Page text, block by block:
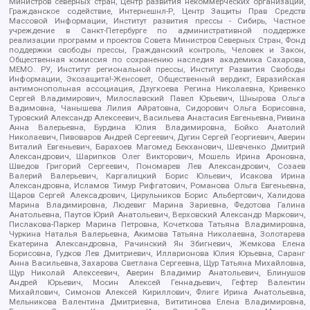
Гражданское содействие, Интернешнл-Р, Центр Защиты Прав Средств
Массовой Информации, Институт развития прессы - Сибирь, Частное
учреждение в Санкт-Петербурге по административной поддержке
реализации программ и проектов Совета Министров Северных Стран, Фонд
поддержки свободы прессы, Гражданский контроль, Человек и Закон,
Общественная комиссия по сохранению наследия академика Сахарова,
МЕМО. РУ, Институт региональной прессы, Институт Развития Свободы
Информации, Экозащита!-Женсовет, Общественный вердикт, Евразийская
антимонопольная ассоциация, Дзугкоева Регина Николаевна, Кривенко
Сергей Владимирович, Милославский Павел Юрьевич, Шнырова Ольга
Вадимовна, Чанышева Лилия Айратовна, Сидорович Ольга Борисовна,
Туровский Александр Алексеевич, Васильева Анастасия Евгеньевна, Ривина
Анна Валерьевна, Бурдина Юлия Владимировна, Бойко Анатолий
Николаевич, Пивоваров Андрей Сергеевич, Дугин Сергей Георгиевич, Аверин
Виталий Евгеньевич, Барахоев Магомед Бекханович, Шевченко Дмитрий
Александрович, Шарипков Олег Викторович, Мошель Ирина Ароновна,
Шведов Григорий Сергеевич, Пономарев Лев Александрович, Созаев
Валерий Валерьевич, Каргалицкий Борис Юльевич, Исакова Ирина
Александровна, Исламов Тимур Рифгатович, Романова Ольга Евгеньевна,
Щаров Сергей Алексадрович, Цирульников Борис Альбертович, Халидова
Марина Владимировна, Людевиг Марина Зариевна, Федотова Галина
Анатольевна, Паутов Юрий Анатольевич, Верховский Александр Маркович,
Пислакова-Паркер Марина Петровна, Кочеткова Татьяна Владимировна,
Чуркина Наталья Валерьевна, Акимова Татьяна Николаевна, Золотарева
Екатерина Александровна, Рачинский Ян Збигневич, Жемкова Елена
Борисовна, Гудков Лев Дмитриевич, Илларионова Юлия Юрьевна, Саранг
Анна Васильевна, Захарова Светлана Сергеевна, Щур Татьяна Михайловна,
Щур Николай Алексеевич, Аверин Владимир Анатольевич, Блинушов
Андрей Юрьевич, Мосин Алексей Геннадьевич, Гефтер Валентин
Михайлович, Симонов Алексей Кириллович, Флиге Ирина Анатольевна,
Мельникова Валентина Дмитриевна, Вититинова Елена Владимировна,